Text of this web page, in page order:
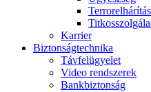
Terrorelhárítás
Karrier
Biztonságtechnika
Távfelügyelet
Video rendszerek
Bankbiztonság